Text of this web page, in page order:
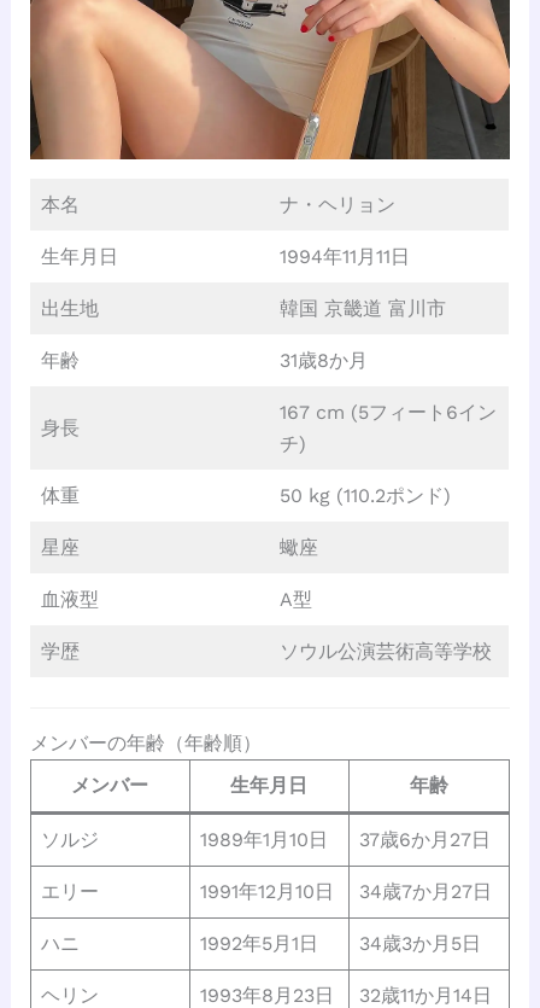
本名 ナ・ヘリョン
生年月日 1994年11月11日
出生地 韓国 京畿道 富川市
年齢 31歳8か月
身長
167 cm (5フィート6イン
チ)
体重 50 kg (110.2ポンド)
星座 蠍座
血液型 A型
学歴 ソウル公演芸術高等学校
メンバーの年齢（年齢順）
メンバー
生年月日 年齢
ソルジ 1989年1月10日 37歳6か月27日
エリー 1991年12月10日 34歳7か月27日
ハニ 1992年5月1日 34歳3か月5日
ヘリン 1993年8月23日 32歳11か月14日